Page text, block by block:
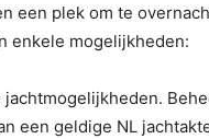
een plek om te
enkele mogelijkheden:
een geldige NL